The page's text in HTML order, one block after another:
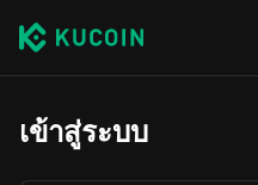
เข้าสู่ระบบ